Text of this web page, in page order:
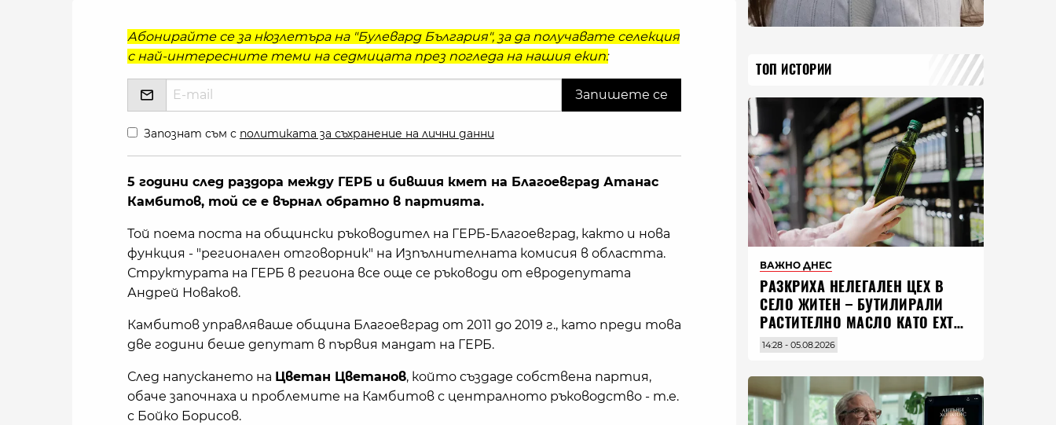
Абонирайте се за нюзлетъра на "Булевард България", за да получавате селекция
с най-интересните теми на седмицата през погледа на нашия екип:
Запознат съм с политиката за съхранение на лични данни
5 години след раздора между ГЕРБ и бившия кмет на Благоевград Атанас
Камбитов, той се е върнал обратно в партията.
Той поема поста на общински ръководител на ГЕРБ-Благоевград, както и нова
функция - "регионален отговорник" на Изпълнителната комисия в областта.
Структурата на ГЕРБ в региона все още се ръководи от евродепутата
Андрей Новаков.
Камбитов управляваше община Благоевград от 2011 до 2019 г., като преди това
две години беше депутат в първия мандат на ГЕРБ.
След напускането на Цветан Цветанов, който създаде собствена партия,
обаче започнаха и проблемите на Камбитов с централното ръководство - т.е.
с Бойко Борисов.
ТОП ИСТОРИИ
ВАЖНО ДНЕС
РАЗКРИХА НЕЛЕГАЛЕН ЦЕХ В
СЕЛО ЖИТЕН – БУТИЛИРАЛИ
РАСТИТЕЛНО МАСЛО КАТО EXTRA
VIRGIN ЗЕХТИН
14:28 - 05.08.2026